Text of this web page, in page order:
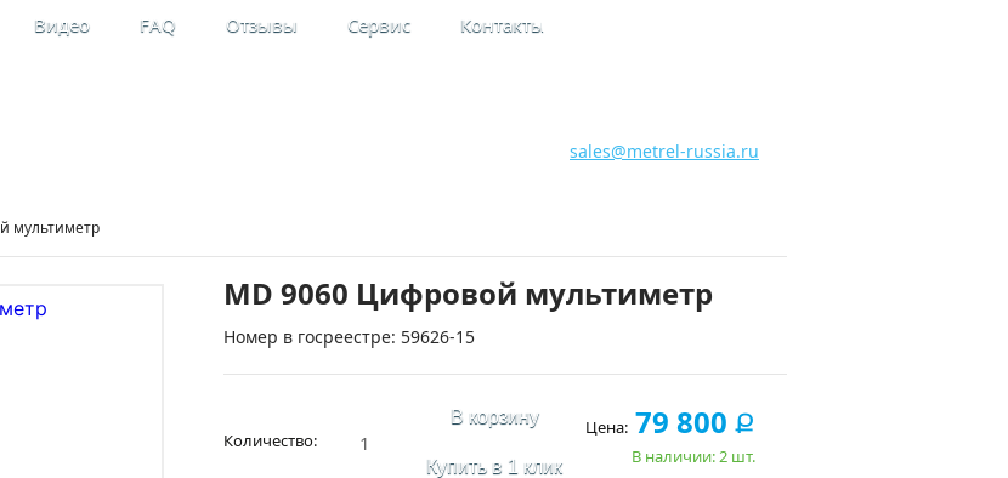
Видео FAQ Отзывы Сервис Контакты
sales@metrel-russia.ru
мультиметр
MD 9060 Цифровой мультиметр
Номер в госреестре: 59626-15
Количество:
В корзину
Купить в 1 клик
Цена: 79 800 Ք
В наличии: 2 шт.